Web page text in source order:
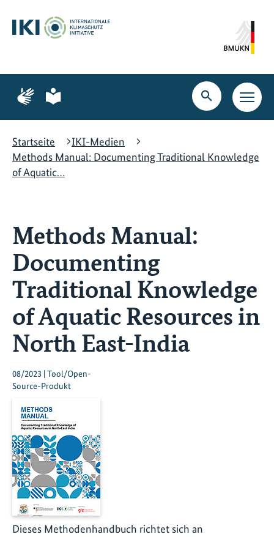
Hauptinhalt
springen
Suche
springen
Hauptnavigation
springen
Zur
Seite
Gebärdensprache
Zur
Seite
leichte
Suche
öffnen
Startseite
IKI-Medien
Methods Manual: Documenting Traditional Knowledge
of Aquatic…
Methods Manual:
Documenting
Traditional Knowledge
of Aquatic Resources in
North East-India
08/2023 | Tool/Open-
Source-Produkt
Dieses Methodenhandbuch richtet sich an